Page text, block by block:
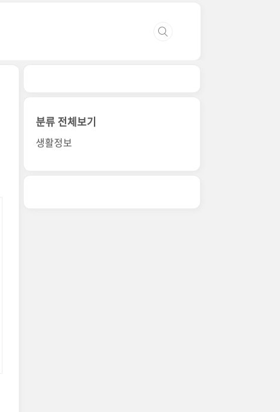
분류 전체보기
생활정보